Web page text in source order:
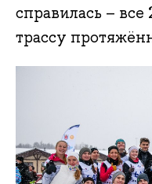
справилась –
трассу